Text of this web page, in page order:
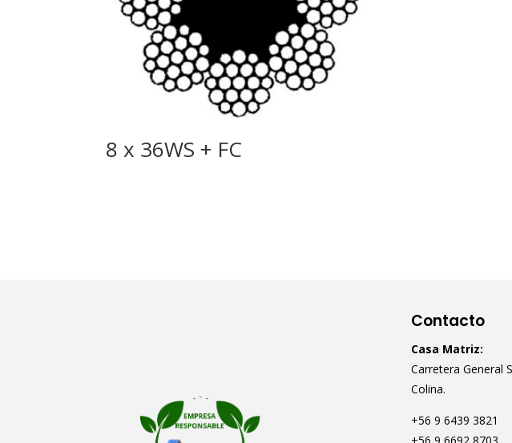
8 x 36WS + FC
Contacto
Casa Matriz:
Carretera General
Colina.
+56 9 6439 3821